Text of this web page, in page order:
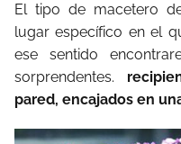
El tipo de macetero
lugar específico en el
ese sentido
sorprendentes.
pared, encajados en